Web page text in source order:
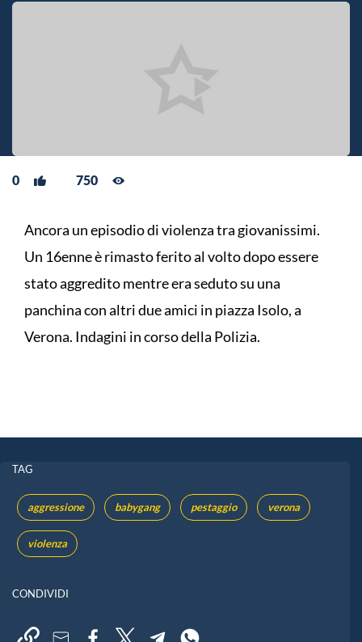
0 750
Ancora un episodio di violenza tra giovanissimi.
Un 16enne è rimasto ferito al volto dopo essere
stato aggredito mentre era seduto su una
panchina con altri due amici in piazza Isolo, a
Verona. Indagini in corso della Polizia.
TAG
aggressione babygang pestaggio verona
violenza
CONDIVIDI